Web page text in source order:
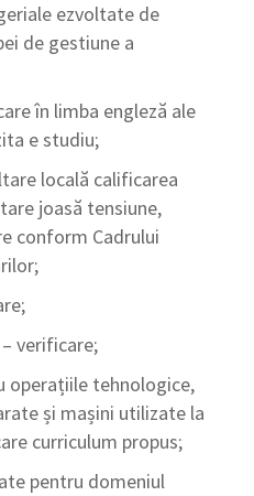
ezvoltate de
de gestiune a
în limba engleză ale
e studiu;
locală calificarea
joasă tensiune,
conform Cadrului
verificare;
tehnologice,
și mașini utilizate la
curriculum propus;
pentru domeniul